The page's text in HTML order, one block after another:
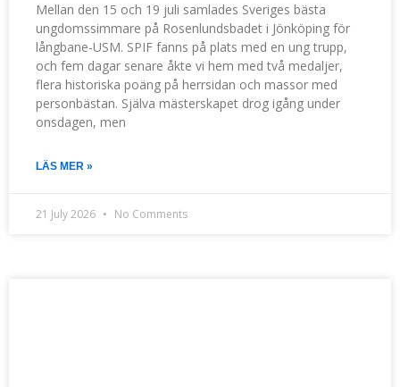
Mellan den 15 och 19 juli samlades Sveriges bästa
ungdomssimmare på Rosenlundsbadet i Jönköping för
långbane-USM. SPIF fanns på plats med en ung trupp,
och fem dagar senare åkte vi hem med två medaljer,
flera historiska poäng på herrsidan och massor med
personbästan. Själva mästerskapet drog igång under
onsdagen, men
LÄS MER »
21 July 2026 No Comments